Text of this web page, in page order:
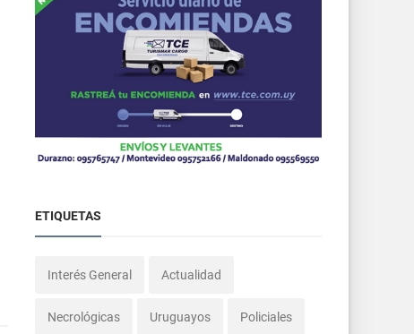
ETIQUETAS
Interés General Actualidad
Necrológicas Uruguayos Policiales